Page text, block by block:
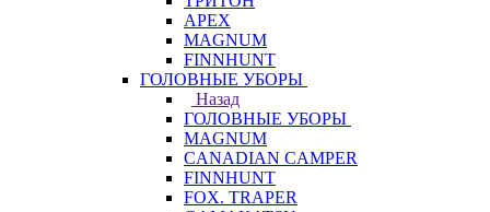
APEX
MAGNUM
FINNHUNT
ГОЛОВНЫЕ УБОРЫ
Назад
ГОЛОВНЫЕ УБОРЫ
MAGNUM
CANADIAN CAMPER
FINNHUNT
FOX. TRAPER